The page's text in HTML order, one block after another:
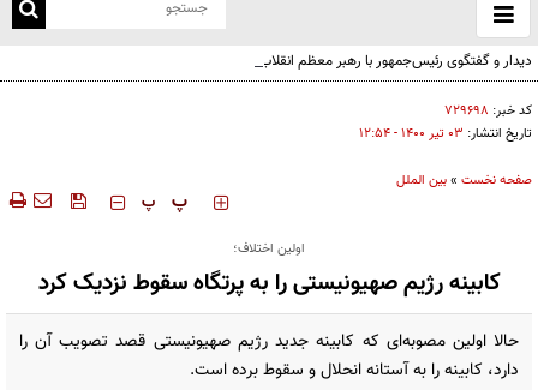
باز
و
دیدار و گفتگوی رئیس‌جمهور با رهبر معظم انقلاب درباره مسائل اقتصادی و نظامی کشور
کد خبر: ۷۲۹۶۹۸
تاریخ انتشار: ۰۳ تير ۱۴۰۰ - ۱۲:۵۴
صفحه نخست »بین الملل
‍‍‍ پ پ
اولین اختلاف؛
کابینه رژیم صهیونیستی را به پرتگاه سقوط نزدیک کرد
حالا اولین مصوبه‌ای که کابینه جدید رژیم صهیونیستی قصد تصویب آن را
دارد، کابینه را به آستانه انحلال و سقوط برده است.